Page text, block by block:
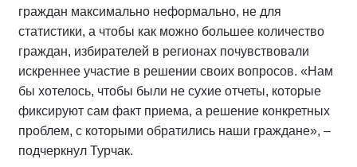
граждан максимально неформально, не для
статистики, а чтобы как можно большее количество
граждан, избирателей в регионах почувствовали
искреннее участие в решении своих вопросов. «Нам
бы хотелось, чтобы были не сухие отчеты, которые
фиксируют сам факт приема, а решение конкретных
проблем, с которыми обратились наши граждане», –
подчеркнул Турчак.